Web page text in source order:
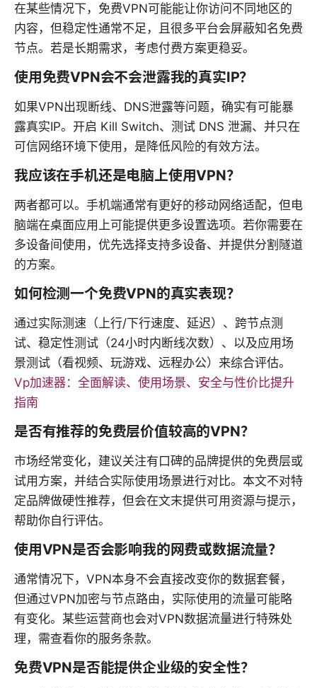
在某些情况下，免费VPN可能能让你访问不同地区的
内容，但稳定性通常不足，且很多平台会屏蔽知名免费
节点。若是长期需求，考虑付费方案更稳妥。
使用免费VPN会不会泄露我的真实IP？
如果VPN出现断线、DNS泄露等问题，确实有可能暴
露真实IP。开启 Kill Switch、测试 DNS 泄漏、并只在
可信网络环境下使用，是降低风险的有效方法。
我应该在手机还是电脑上使用VPN？
两者都可以。手机端通常有更好的移动网络适配，但电
脑端在桌面应用上可能提供更多设置选项。若你需要在
多设备间使用，优先选择支持多设备、并提供分割隧道
的方案。
如何检测一个免费VPN的真实表现？
通过实际测速（上行/下行速度、延迟）、跨节点测
试、稳定性测试（24小时内断线次数）、以及应用场
景测试（看视频、玩游戏、远程办公）来综合评估。
Vp加速器：全面解读、使用场景、安全与性价比提升
指南
是否有推荐的免费层价值较高的VPN？
市场经常变化，建议关注有口碑的品牌提供的免费层或
试用方案，并结合实际使用场景进行对比。本文不对特
定品牌做硬性推荐，但会在文末提供可用资源与提示，
帮助你自行评估。
使用VPN是否会影响我的网费或数据流量？
通常情况下，VPN本身不会直接改变你的数据套餐，
但通过VPN加密与节点路由，实际使用的流量可能略
有变化。某些运营商也会对VPN数据流量进行特殊处
理，需查看你的服务条款。
免费VPN是否能提供企业级的安全性？